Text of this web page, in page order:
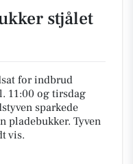
stjålet
for indbrud
11:00 og tirsdag
sparkede
pladebukker. Tyven
vis.